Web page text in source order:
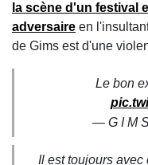
la scène d'un festival
adversaire en
de Gims est d'une
Le bon
— G I M
Il est toujours